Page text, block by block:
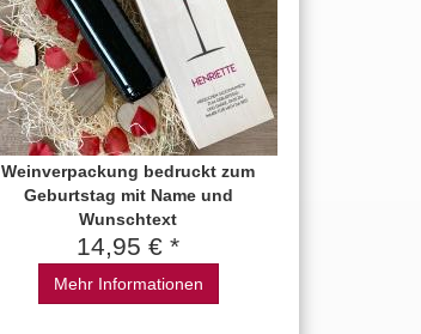
Weinverpackung bedruckt zum
Geburtstag mit Name und
Wunschtext
14,95 € *
Mehr Informationen